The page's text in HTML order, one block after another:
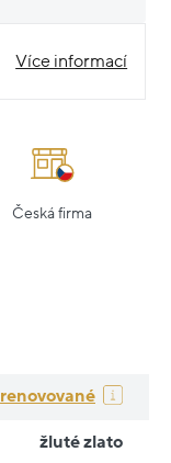
Více informací
Česká firma
renovované
žluté zlato